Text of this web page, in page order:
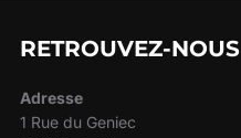
RETROUVEZ-NOUS
Adresse
1 Rue du Geniec